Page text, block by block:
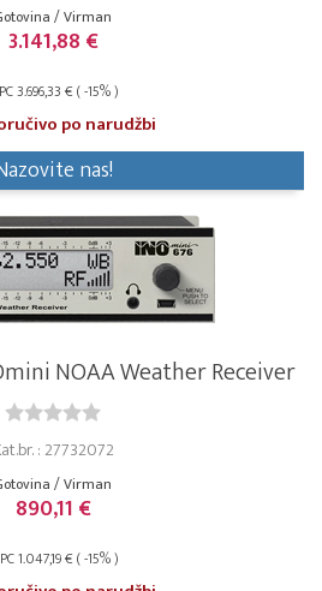
/ Virman
3.141,88 €
3.696,33 € ( -15% )
po narudžbi
nas!
NOAA Weather Receiver
: 27732072
/ Virman
890,11 €
1.047,19 € ( -15% )